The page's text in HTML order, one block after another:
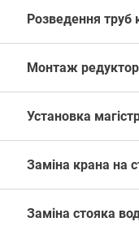
Розведення труб
Монтаж
Установка
Заміна крана на
Заміна стояка